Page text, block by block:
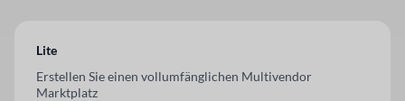
Lite
Erstellen Sie einen vollumfänglichen Multivendor
Marktplatz